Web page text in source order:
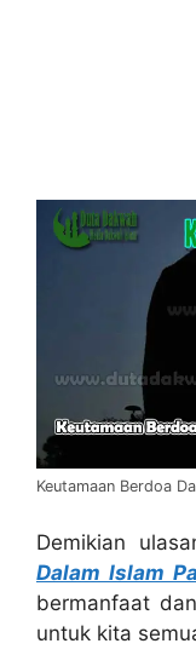
Keutamaan Berdoa
Demikian
Dalam Islam
bermanfaat
untuk kita